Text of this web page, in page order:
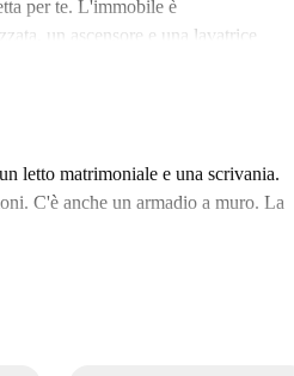
per te. L'immobile è
un ascensore e una lavatrice
come le bollette di luce, acqua e
e servizi. Nelle vicinanze
che offrono esperienze culturali,
il Restaurante Casa Ru si trova
letto matrimoniale e una scrivania.
C'è anche un armadio a muro. La